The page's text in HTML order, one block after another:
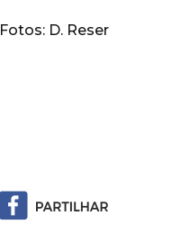
Fotos: D. Reser